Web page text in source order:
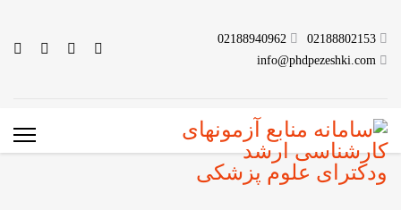
02188802153
02188940962
info@phdpezeshki.com